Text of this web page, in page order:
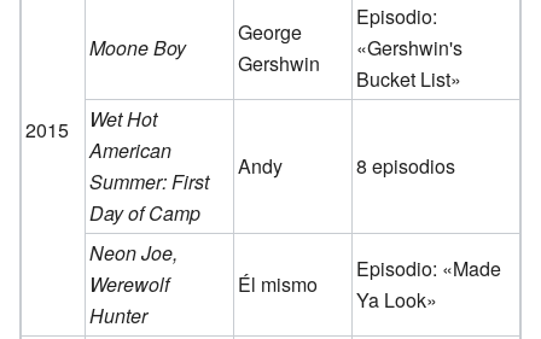
2015
Moone Boy
George
Gershwin
Episodio:
«Gershwin's
Bucket List»
Wet Hot
American
Summer: First
Day of Camp
Andy 8 episodios
Neon Joe,
Werewolf
Hunter
Él mismo
Episodio: «Made
Ya Look»